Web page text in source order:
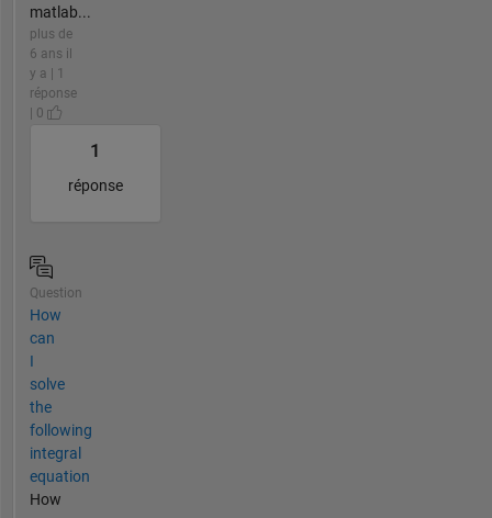
matlab...
plus de
6 ans il
y a | 1
réponse
| 0
1
réponse
Question
How
can
I
solve
the
following
integral
equation
How